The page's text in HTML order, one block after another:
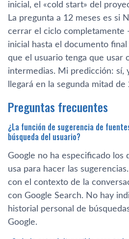
inicial, el «cold start» del
La pregunta a 12 meses es si
cerrar el ciclo completamente
inicial hasta el documento
que el usuario tenga que usar
intermedias. Mi predicción: sí,
llegará en la segunda mitad de
Preguntas frecuentes
¿La función de sugerencia de
búsqueda del usuario?
Google no ha especificado los
usa para hacer las
con el contexto de la
con Google Search. No hay
historial personal de
Google.